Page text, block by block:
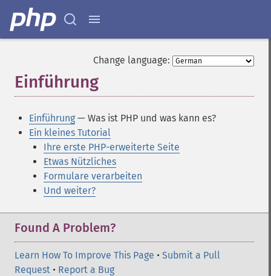
Change language:
Einführung
Einführung — Was ist PHP und was kann es?
Ein kleines Tutorial
Ihre erste PHP-erweiterte Seite
Etwas Nützliches
Formulare verarbeiten
Und weiter?
Found A Problem?
Learn How To Improve This Page • Submit a Pull
Request • Report a Bug